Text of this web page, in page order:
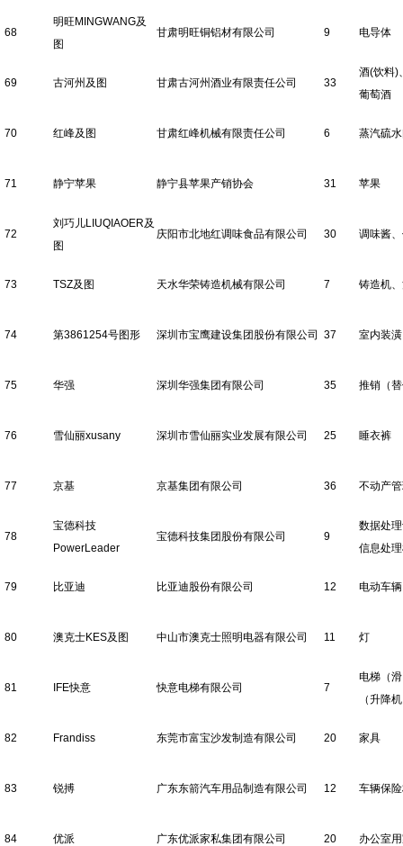
68
明旺MINGWANG及
图
甘肃明旺铜铝材有限公司 9 电导体
69 古河州及图 甘肃古河州酒业有限责任公司 33
酒(饮料)
葡萄酒
70 红峰及图 甘肃红峰机械有限责任公司 6 蒸汽硫
71 静宁苹果 静宁县苹果产销协会 31 苹果
72
刘巧儿LIUQIAOER及
图
庆阳市北地红调味食品有限公司 30 调味酱
73 TSZ及图 天水华荣铸造机械有限公司 7 铸造机
74 第3861254号图形 深圳市宝鹰建设集团股份有限公司 37 室内装潢
75 华强 深圳华强集团有限公司 35 推销（
76 雪仙丽xusany 深圳市雪仙丽实业发展有限公司 25 睡衣裤
77 京基 京基集团有限公司 36 不动产
78
宝德科技
PowerLeader
宝德科技集团股份有限公司 9
数据处
信息处
79 比亚迪 比亚迪股份有限公司 12 电动车
80 澳克士KES及图 中山市澳克士照明电器有限公司 11 灯
81 IFE快意 快意电梯有限公司 7
电梯（
（升降
82 Frandiss 东莞市富宝沙发制造有限公司 20 家具
83 锐搏 广东东箭汽车用品制造有限公司 12 车辆保
84 优派 广东优派家私集团有限公司 20 办公室